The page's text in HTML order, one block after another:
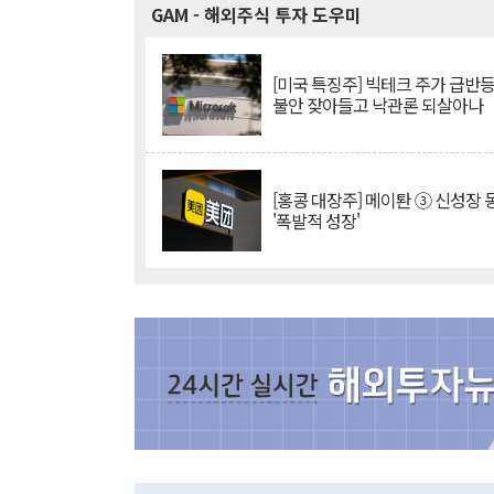
GAM - 해외주식 투자 도우미
[미국 특징주] 빅테크 주가 급반
불안 잦아들고 낙관론 되살아나
[홍콩 대장주] 메이퇀 ③ 신성장
'폭발적 성장'